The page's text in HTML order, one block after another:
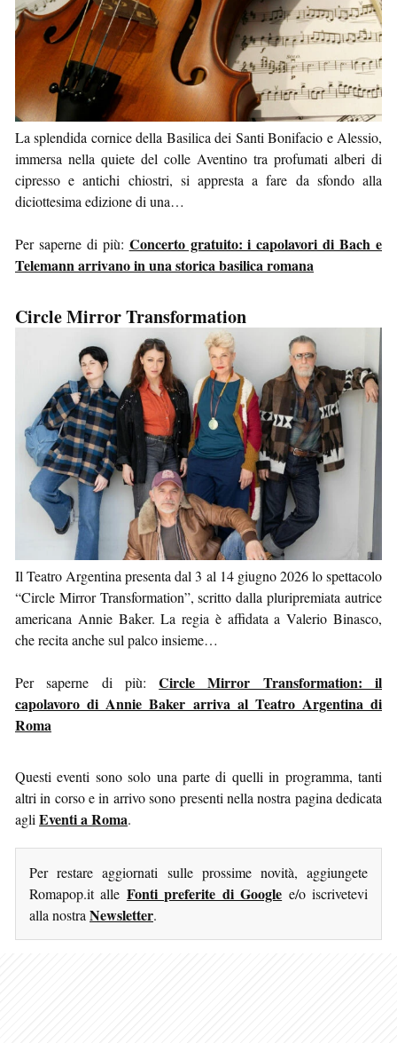
La splendida cornice della Basilica dei Santi Bonifacio e Alessio,
immersa nella quiete del colle Aventino tra profumati alberi di
cipresso e antichi chiostri, si appresta a fare da sfondo alla
diciottesima edizione di una…
Per saperne di più: Concerto gratuito: i capolavori di Bach e
Telemann arrivano in una storica basilica romana
Circle Mirror Transformation
Il Teatro Argentina presenta dal 3 al 14 giugno 2026 lo spettacolo
“Circle Mirror Transformation”, scritto dalla pluripremiata autrice
americana Annie Baker. La regia è affidata a Valerio Binasco,
che recita anche sul palco insieme…
Per saperne di più:Circle Mirror Transformation: il
capolavoro di Annie Baker arriva al Teatro Argentina di
Roma
Questi eventi sono solo una parte di quelli in programma, tanti
altri in corso e in arrivo sono presenti nella nostra pagina dedicata
agli Eventi a Roma.
Per restare aggiornati sulle prossime novità, aggiungete
Romapop.it alle Fonti preferite di Google e/o iscrivetevi
alla nostra Newsletter.